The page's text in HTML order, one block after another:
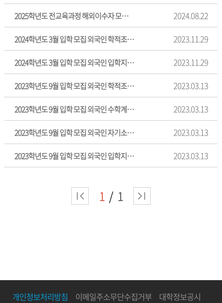
2025학년도 전교육과정 해외이수자 모집 학력조회 동의서 양식 2024.08.22
2024학년도 3월 입학 모집 외국인 학적조회 동의서 양식 2023.11.29
2024학년도 3월 입학 모집 외국인 입학지원서 양식 2023.11.29
2023학년도 9월 입학 모집 외국인 학적조회 동의서 양식입니다. 2023.03.13
2023학년도 9월 입학 모집 외국인 수학계획서 양식 2023.03.13
2023학년도 9월 입학 모집 외국인 자기소개서 양식 2023.03.13
2023학년도 9월 입학 모집 외국인 입학지원서 양식 2023.03.13
1 1
개인정보처리방침 이메일주소무단수집거부
대학정보공시